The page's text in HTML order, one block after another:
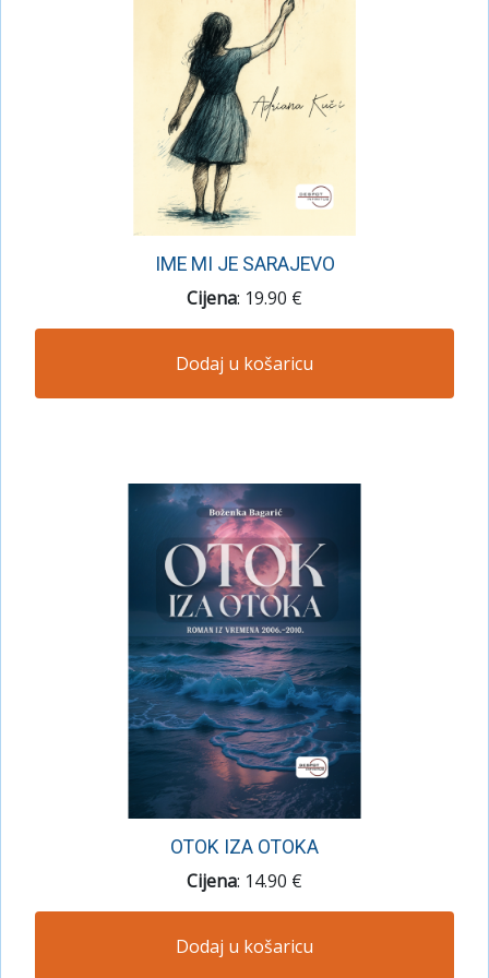
IME MI JE SARAJEVO
Cijena: 19.90 €
Dodaj u košaricu
OTOK IZA OTOKA
Cijena: 14.90 €
Dodaj u košaricu